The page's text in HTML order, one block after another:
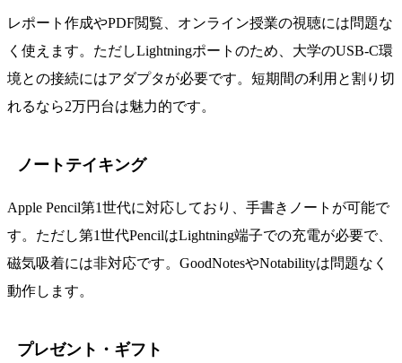
レポート作成やPDF閲覧、オンライン授業の視聴には問題な
く使えます。ただしLightningポートのため、大学のUSB-C環
境との接続にはアダプタが必要です。短期間の利用と割り切
れるなら2万円台は魅力的です。
ノートテイキング
Apple Pencil第1世代に対応しており、手書きノートが可能で
す。ただし第1世代PencilはLightning端子での充電が必要で、
磁気吸着には非対応です。GoodNotesやNotabilityは問題なく
動作します。
プレゼント・ギフト